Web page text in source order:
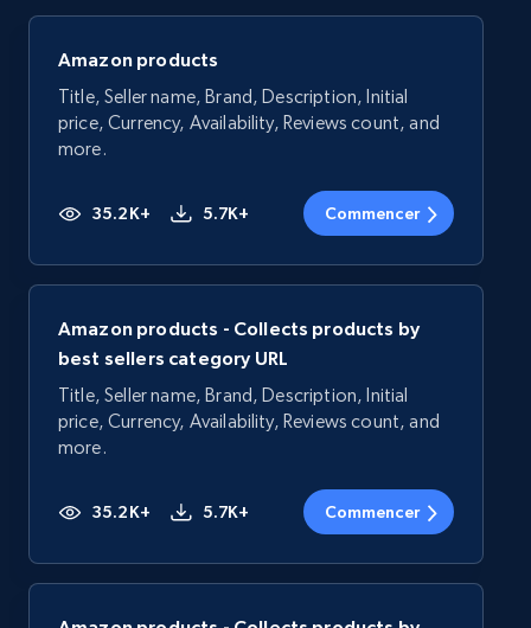
Amazon products
Title, Seller name, Brand, Description, Initial
price, Currency, Availability, Reviews count, and
more.
35.2K+ 5.7K+ Commencer
Amazon products - Collects products by
best sellers category URL
Title, Seller name, Brand, Description, Initial
price, Currency, Availability, Reviews count, and
more.
35.2K+ 5.7K+ Commencer